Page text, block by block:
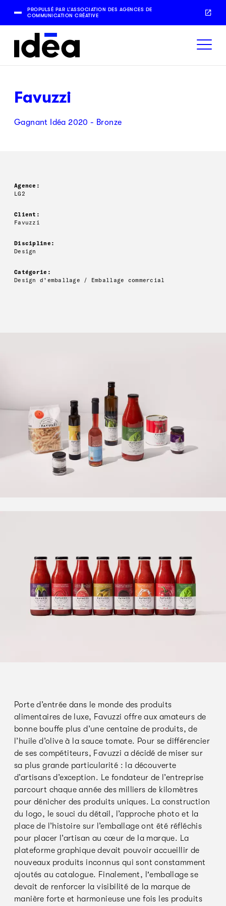
PROPULSÉ PAR L’ASSOCIATION DES AGENCES DE
COMMUNICATION CRÉATIVE
Favuzzi
Gagnant Idéa 2020 - Bronze
Agence:
LG2
Client:
Favuzzi
Discipline:
Design
Catégorie:
Design d'emballage / Emballage commercial
Porte d’entrée dans le monde des produits
alimentaires de luxe, Favuzzi offre aux amateurs de
bonne bouffe plus d’une centaine de produits, de
l’huile d’olive à la sauce tomate. Pour se différencier
de ses compétiteurs, Favuzzi a décidé de miser sur
sa plus grande particularité : la découverte
d’artisans d’exception. Le fondateur de l’entreprise
parcourt chaque année des milliers de kilomètres
pour dénicher des produits uniques. La construction
du logo, le souci du détail, l’approche photo et la
place de l’histoire sur l’emballage ont été réfléchis
pour placer l’artisan au cœur de la marque. La
plateforme graphique devait pouvoir accueillir de
nouveaux produits inconnus qui sont constamment
ajoutés au catalogue. Finalement, l'emballage se
devait de renforcer la visibilité de la marque de
manière forte et harmonieuse une fois les produits